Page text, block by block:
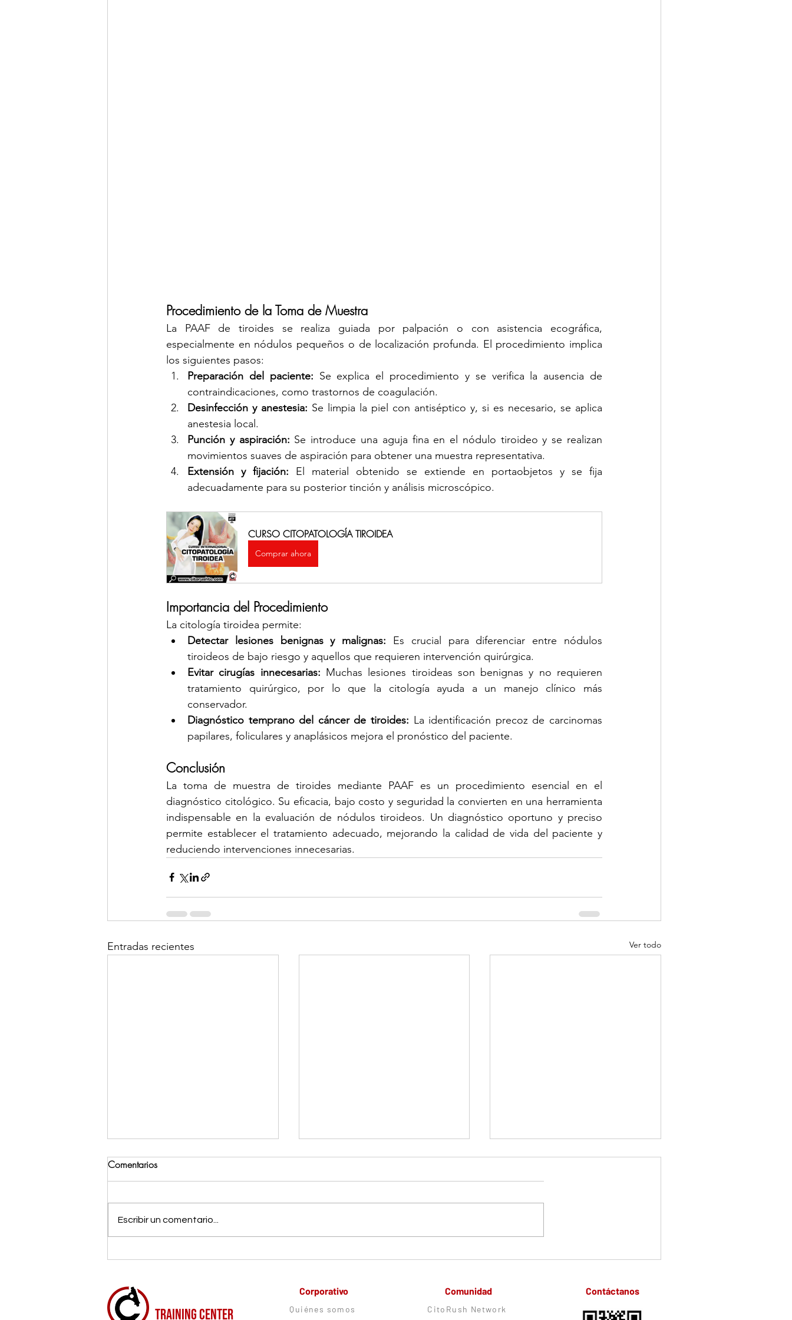
Procedimiento de la Toma de Muestra
La PAAF de tiroides se realiza guiada por palpación o con asistencia ecográfica,
especialmente en nódulos pequeños o de localización profunda. El procedimiento implica
los siguientes pasos:
Preparación del paciente: Se explica el procedimiento y se verifica la ausencia de
contraindicaciones, como trastornos de coagulación.
Desinfección y anestesia: Se limpia la piel con antiséptico y, si es necesario, se aplica
anestesia local.
Punción y aspiración: Se introduce una aguja fina en el nódulo tiroideo y se realizan
movimientos suaves de aspiración para obtener una muestra representativa.
Extensión y fijación: El material obtenido se extiende en portaobjetos y se fija
adecuadamente para su posterior tinción y análisis microscópico.
CURSO CITOPATOLOGÍA TIROIDEA
Comprar ahora
Importancia del Procedimiento
La citología tiroidea permite:
Detectar lesiones benignas y malignas: Es crucial para diferenciar entre nódulos
tiroideos de bajo riesgo y aquellos que requieren intervención quirúrgica.
Evitar cirugías innecesarias: Muchas lesiones tiroideas son benignas y no requieren
tratamiento quirúrgico, por lo que la citología ayuda a un manejo clínico más
conservador.
Diagnóstico temprano del cáncer de tiroides: La identificación precoz de carcinomas
papilares, foliculares y anaplásicos mejora el pronóstico del paciente.
Conclusión
La toma de muestra de tiroides mediante PAAF es un procedimiento esencial en el
diagnóstico citológico. Su eficacia, bajo costo y seguridad la convierten en una herramienta
indispensable en la evaluación de nódulos tiroideos. Un diagnóstico oportuno y preciso
permite establecer el tratamiento adecuado, mejorando la calidad de vida del paciente y
reduciendo intervenciones innecesarias.
Entradas recientes Ver todo
Comentarios
Escribir un comentario...
TRAINING CENTER
Corporativo
Quiénes somos
Comunidad
CitoRush Network
Contáctanos